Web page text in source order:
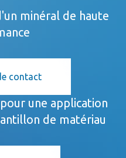
minéral de haute
contact
une application
de matériau